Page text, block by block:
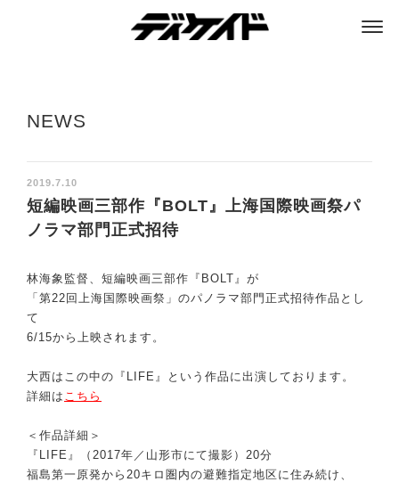
NEWS
2019.7.10
短編映画三部作『BOLT』上海国際映画祭パ
ノラマ部門正式招待
林海象監督、短編映画三部作『BOLT』が
「第22回上海国際映画祭」のパノラマ部門正式招待作品とし
て
6/15から上映されます。
大西はこの中の『LIFE』という作品に出演しております。
詳細は こちら
＜作品詳細＞
『LIFE』（2017年／山形市にて撮影）20分
福島第一原発から20キロ圏内の避難指定地区に住み続け、